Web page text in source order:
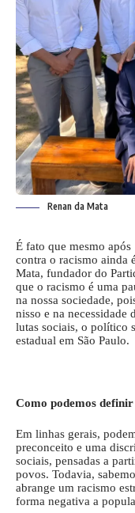
Renan da Mata
É fato que mesmo
contra o racismo ainda
Mata, fundador do
que o racismo é uma
na nossa sociedade,
nisso e na necessidade
lutas sociais, o político
estadual em São Paulo.
Como podemos
Em linhas gerais,
preconceito e uma
sociais, pensadas a
povos. Todavia,
abrange um racismo
forma negativa a